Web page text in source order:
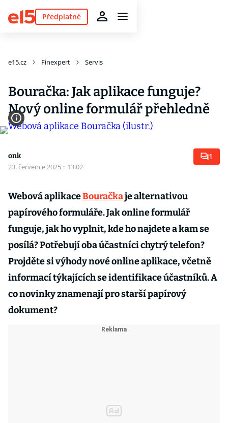
Předplatné
e15.cz Finexpert Servis
Bouračka: Jak aplikace funguje?
Nový online formulář přehledně
onk
23. července 2025 · 13:02
1
Webová aplikaceBouračkaje alternativou
papírového formuláře. Jak online formulář
funguje, jak ho vyplnit, kde ho najdete a kam se
posílá? Potřebují oba účastníci chytrý telefon?
Projděte si výhody nové online aplikace, včetně
informací týkajících se identifikace účastníků. A
co novinky znamenají pro starší papírový
dokument?